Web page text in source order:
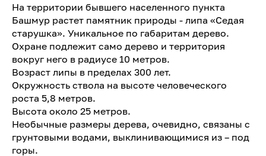
На территории бывшего населенного пункта
Башмур растет памятник природы - липа «Седая
старушка». Уникальное по габаритам дерево.
Охране подлежит само дерево и территория
вокруг него в радиусе 10 метров.
Возраст липы в пределах 300 лет.
Окружность ствола на высоте человеческого
роста 5,8 метров.
Высота около 25 метров.
Необычные размеры дерева, очевидно, связаны с
грунтовыми водами, выклинивающимися из – под
горы.